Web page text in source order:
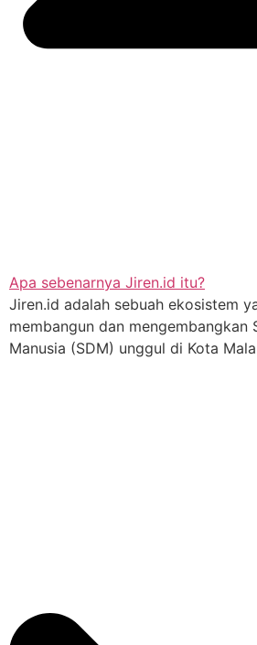
Apa sebenarnya Jiren.id itu?
Jiren.id adalah sebuah ekosistem
membangun dan mengembangkan
Manusia (SDM) unggul di Kota